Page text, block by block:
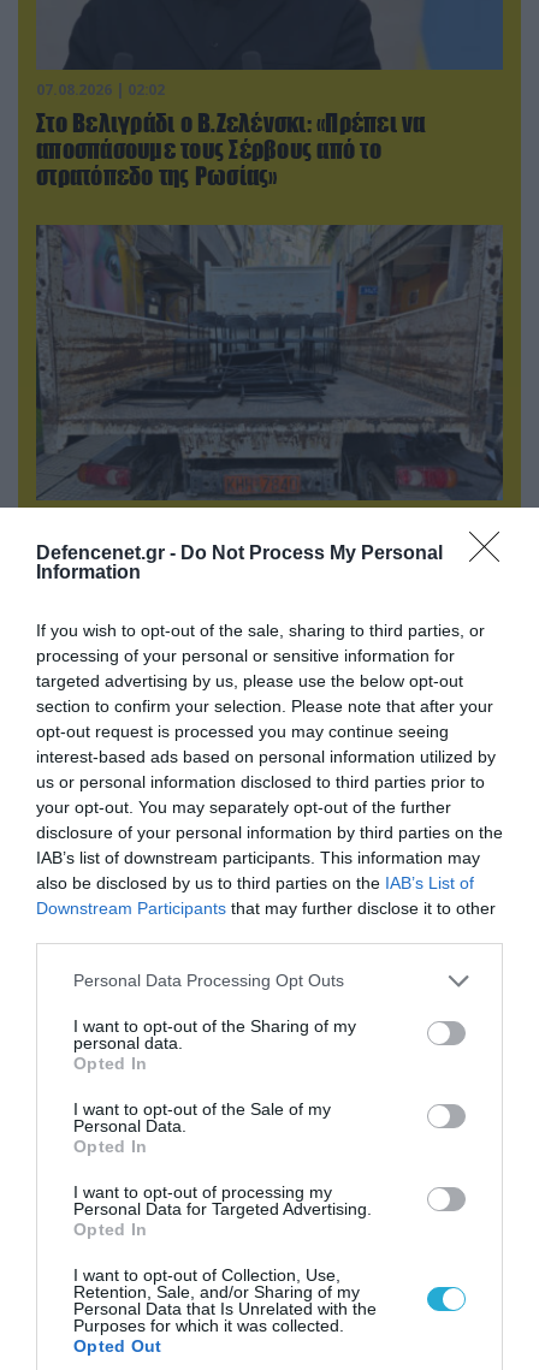
Defencenet.gr - Do Not Process My Personal
Information
If you wish to opt-out of the sale, sharing to third parties, or
processing of your personal or sensitive information for
targeted advertising by us, please use the below opt-out
section to confirm your selection. Please note that after your
opt-out request is processed you may continue seeing
interest-based ads based on personal information utilized by
us or personal information disclosed to third parties prior to
your opt-out. You may separately opt-out of the further
disclosure of your personal information by third parties on the
IAB’s list of downstream participants. This information may
also be disclosed by us to third parties on the IAB’s List of
Downstream Participants that may further disclose it to other
Please note that this website/app uses one or more Google
not limited to your visit or usage behaviour. You may click to
grant or deny consent to Google and its third-party tags to
use your data for below specified purposes in below Google
consent section.
Personal Data Processing Opt Outs
I want to opt-out of the Sharing of my
personal data.
Opted In
I want to opt-out of the Sale of my
Personal Data.
Opted In
I want to opt-out of processing my
Personal Data for Targeted Advertising.
Opted In
I want to opt-out of Collection, Use,
Retention, Sale, and/or Sharing of my
Personal Data that Is Unrelated with the
Purposes for which it was collected.
Opted Out
07.08.2026 | 02:02
Στο Βελιγράδι ο Β.Ζελένσκι: «Πρέπει να
αποσπάσουμε τους Σέρβους από το
στρατόπεδο της Ρωσίας»
«Επιχείρηση ελεύθερα πεζοδρόμια» στην
Αθήνα: Απομακρύνθηκαν παράνομα
07.08.2026 | 08:02
Οι ρωσικές δυνάμεις απέχουν μόλις 5 χλμ.
ΠΟΛΙΤΙΚΗ